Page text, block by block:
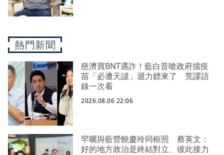
熱門新聞
慈濟買BNT遇詐！藍白昔嗆政府擋疫
苗「必遭天譴」迴力鏢來了 荒謬語
錄一次看
2026.08.06 22:06
罕曬與藍營饒慶玲同框照 蔡英文：
好的地方政治是終結對立、彼此接力